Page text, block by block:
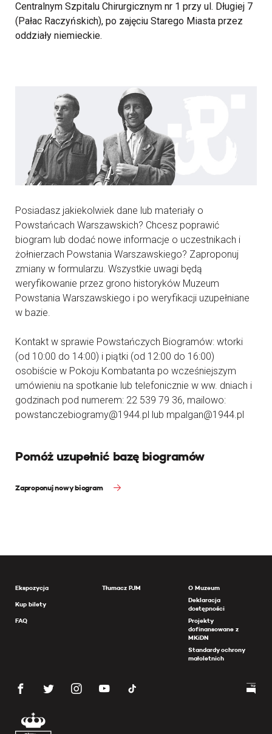
Centralnym Szpitalu Chirurgicznym nr 1 przy ul. Długiej 7
(Pałac Raczyńskich), po zajęciu Starego Miasta przez
oddziały niemieckie.
Posiadasz jakiekolwiek dane lub materiały o
Powstańcach Warszawskich? Chcesz poprawić
biogram lub dodać nowe informacje o uczestnikach i
żołnierzach Powstania Warszawskiego? Zaproponuj
zmiany w formularzu. Wszystkie uwagi będą
weryfikowanie przez grono historyków Muzeum
Powstania Warszawskiego i po weryfikacji uzupełniane
w bazie.
Kontakt w sprawie Powstańczych Biogramów: wtorki
(od 10:00 do 14:00) i piątki (od 12:00 do 16:00)
osobiście w Pokoju Kombatanta po wcześniejszym
umówieniu na spotkanie lub telefonicznie w ww. dniach i
godzinach pod numerem: 22 539 79 36, mailowo:
powstanczebiogramy@1944.pl lub mpalgan@1944.pl
Pomóż uzupełnić bazę biogramów
Zaproponuj nowy biogram
Ekspozycja
Kup bilety
FAQ
Tłumacz PJM
O Muzeum
Deklaracja
dostępności
Projekty
dofinansowane z
MKiDN
Standardy ochrony
małoletnich